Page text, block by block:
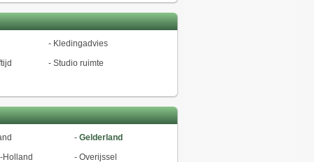
- Kledingadvies
- Studio ruimte
- Gelderland
Holland - Overijssel